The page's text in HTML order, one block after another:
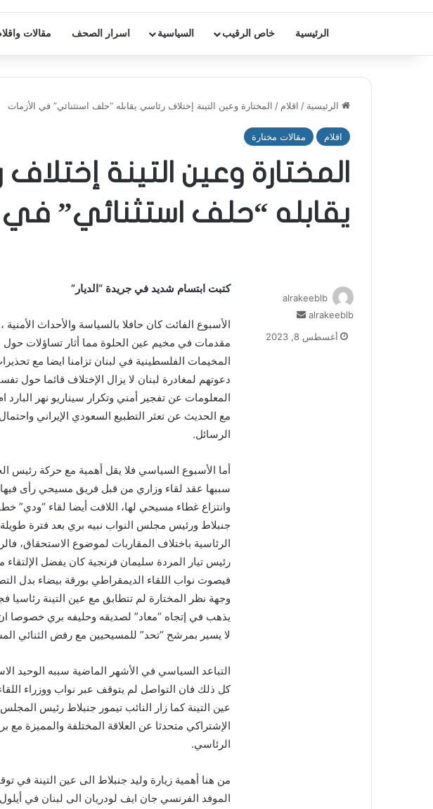
الرئيسية خاص الرقيب السياسية اسرار الصحف مقالات
الرئيسية / اقلام / المختارة وعين التينة إختلاف رئاسي يقابله “حلف استثنائي” في الأزمات
اقلام مقالات مختارة
المختارة وعين التينة
يقابله “حلف استثنائي” في
كتبت ابتسام شديد في جريدة “الديار”
الأسبوع الفائت كان حافلا بالسياسة والأحداث
مقدمات في مخيم عين الحلوة مما أثار تساؤلات حول
المخيمات الفلسطينية في لبنان تزامنا ايضا مع
دعوتهم لمغادرة لبنان لا يزال الإختلاف قائما حول
المعلومات عن تفجير أمني وتكرار سيناريو نهر
مع الحديث عن تعثر التطبيع السعودي الإيراني
الرسائل.
أما الأسبوع السياسي فلا يقل أهمية مع حركة رئيس
سببها عقد لقاء وزاري من قبل فريق مسيحي رأى فيها
وانتزاع غطاء مسيحي لها، اللافت أيضا لقاء “ودي”
جنبلاط ورئيس مجلس النواب نبيه بري بعد فترة طويلة
الرئاسية باختلاف المقاربات لموضوع الاستحقاق،
رئيس تيار المردة سليمان فرنجية كان يفضل
فيصوت نواب اللقاء الديمقراطي بورقة بيضاء بدل
وجهة نظر المختارة لم تتطابق مع عين التينة رئاسيا
يذهب في إتجاه “معاد” لصديقه وحليفه بري خصوصا
لا يسير بمرشح “تحد” للمسيحيين مع رفض الثنائي
التباعد السياسي في الأشهر الماضية سببه الوحيد
كل ذلك فان التواصل لم يتوقف عبر نواب ووزراء
عين التينة كما زار النائب تيمور جنبلاط رئيس
الإشتراكي متحدثا عن العلاقة المختلفة والمميزة
الرئاسي.
من هنا أهمية زيارة وليد جنبلاط الى عين التينة
الموفد الفرنسي جان ايف لودريان الى لبنان في
alrakeeblb
alrakeeblb
س
أغسطس 8, 2023